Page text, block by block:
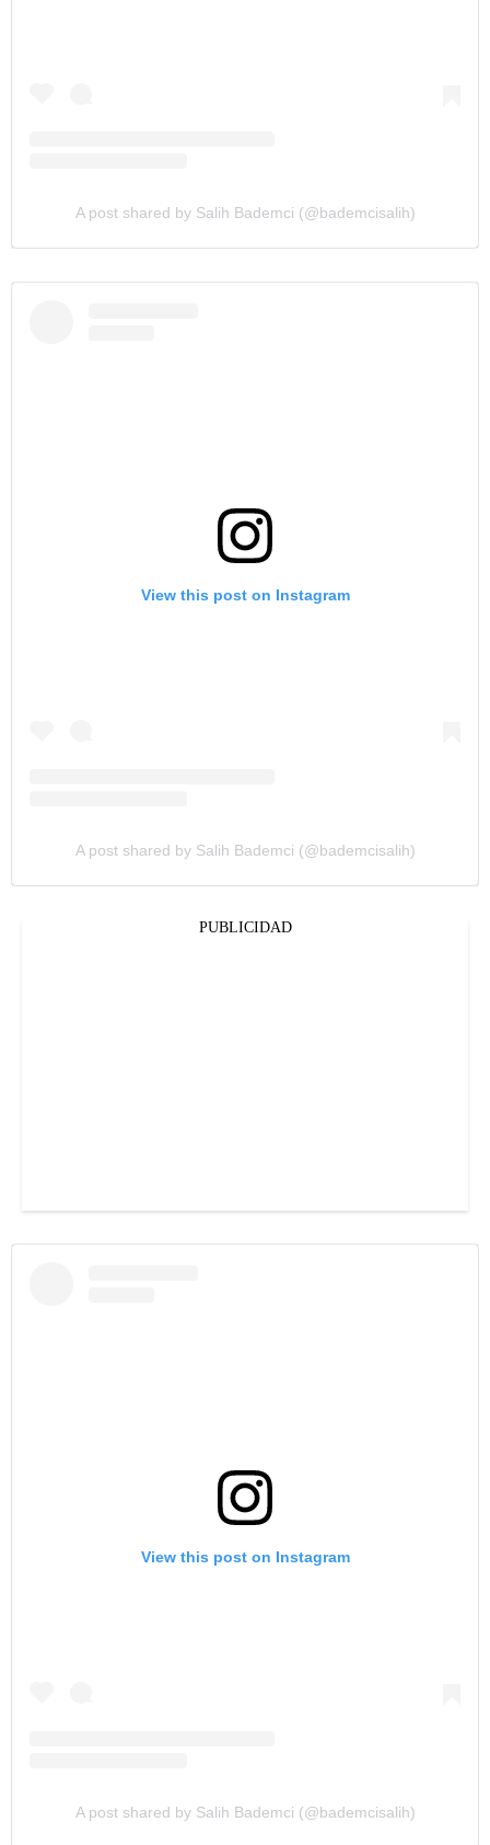
A post shared by Salih Bademci (@bademcisalih)
View this post on Instagram
A post shared by Salih Bademci (@bademcisalih)
PUBLICIDAD
View this post on Instagram
A post shared by Salih Bademci (@bademcisalih)